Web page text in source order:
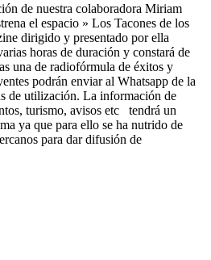
de nuestra colaboradora Miriam
el espacio » Los Tacones de los
dirigido y presentado por ella
horas de duración y constará de
una de radiofórmula de éxitos y
podrán enviar al Whatsapp de la
de utilización. La información de
turismo, avisos etc tendrá un
ya que para ello se ha nutrido de
para dar difusión de